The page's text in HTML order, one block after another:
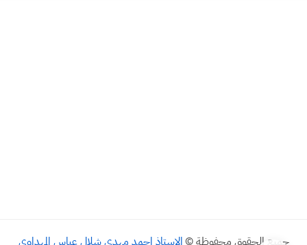
جميع الحقوق محفوظة © الاستاذ احمد مهدي شلال عباس المهداوي